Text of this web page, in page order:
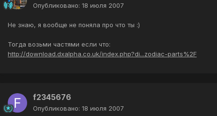
Опубликовано: 18 июля 2007
Не знаю, я вообще не поняла про что ты :)
Тогда возьми частями если что:
http://download.dxalpha.co.uk/index.php?di...zodiac-parts%2F
f2345676
Опубликовано: 18 июля 2007